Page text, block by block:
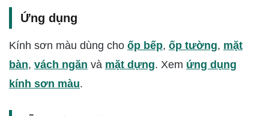
Ứng dụng
Kính sơn màu dùng cho ốp bếp, ốp tường, mặt
bàn, vách ngăn và mặt dựng. Xem ứng dụng
kính sơn màu.